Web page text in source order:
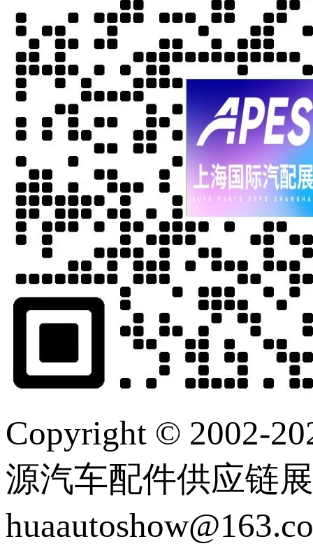
Copyright © 2002-
源汽车配件供应链